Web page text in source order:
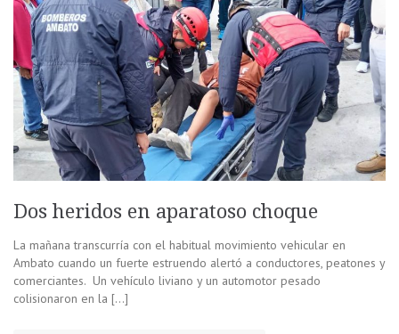
Dos heridos en aparatoso choque
La mañana transcurría con el habitual movimiento vehicular en
Ambato cuando un fuerte estruendo alertó a conductores, peatones y
comerciantes. Un vehículo liviano y un automotor pesado
colisionaron en la […]